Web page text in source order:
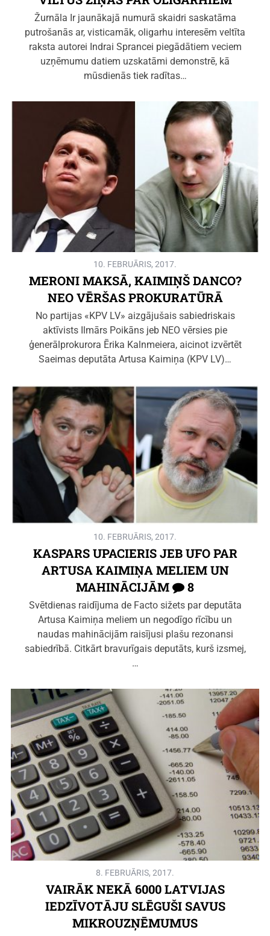
Žurnāla Ir jaunākajā numurā skaidri saskatāma
putrošanās ar, visticamāk, oligarhu interesēm veltīta
raksta autorei Indrai Sprancei piegādātiem veciem
uzņēmumu datiem uzskatāmi demonstrē, kā
mūsdienās tiek radītas…
10. FEBRUĀRIS, 2017.
MERONI MAKSĀ, KAIMIŅŠ DANCO?
NEO VĒRŠAS PROKURATŪRĀ
No partijas «KPV LV» aizgājušais sabiedriskais
aktīvists Ilmārs Poikāns jeb NEO vērsies pie
ģenerālprokurora Ērika Kalnmeiera, aicinot izvērtēt
Saeimas deputāta Artusa Kaimiņa (KPV LV)…
10. FEBRUĀRIS, 2017.
KASPARS UPACIERIS JEB UFO PAR
ARTUSA KAIMIŅA MELIEM UN
MAHINĀCIJĀM
8
Svētdienas raidījuma de Facto sižets par deputāta
Artusa Kaimiņa meliem un negodīgo rīcību un
naudas mahinācijām raisījusi plašu rezonansi
sabiedrībā. Citkārt bravurīgais deputāts, kurš izsmej,
…
8. FEBRUĀRIS, 2017.
VAIRĀK NEKĀ 6000 LATVIJAS
IEDZĪVOTĀJU SLĒGUŠI SAVUS
MIKROUZŅĒMUMUS